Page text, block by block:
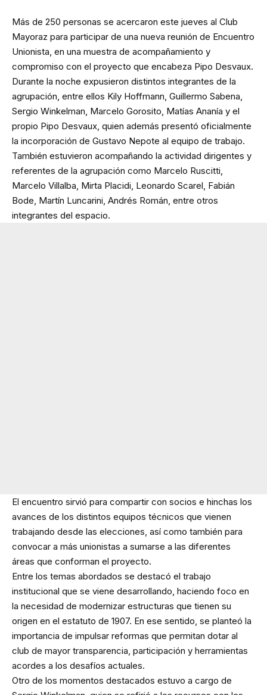
Más de 250 personas se acercaron este jueves al Club
Mayoraz para participar de una nueva reunión de Encuentro
Unionista, en una muestra de acompañamiento y
compromiso con el proyecto que encabeza Pipo Desvaux.
Durante la noche expusieron distintos integrantes de la
agrupación, entre ellos Kily Hoffmann, Guillermo Sabena,
Sergio Winkelman, Marcelo Gorosito, Matías Ananía y el
propio Pipo Desvaux, quien además presentó oficialmente
la incorporación de Gustavo Nepote al equipo de trabajo.
También estuvieron acompañando la actividad dirigentes y
referentes de la agrupación como Marcelo Ruscitti,
Marcelo Villalba, Mirta Placidi, Leonardo Scarel, Fabián
Bode, Martín Luncarini, Andrés Román, entre otros
integrantes del espacio.
El encuentro sirvió para compartir con socios e hinchas los
avances de los distintos equipos técnicos que vienen
trabajando desde las elecciones, así como también para
convocar a más unionistas a sumarse a las diferentes
áreas que conforman el proyecto.
Entre los temas abordados se destacó el trabajo
institucional que se viene desarrollando, haciendo foco en
la necesidad de modernizar estructuras que tienen su
origen en el estatuto de 1907. En ese sentido, se planteó la
importancia de impulsar reformas que permitan dotar al
club de mayor transparencia, participación y herramientas
acordes a los desafíos actuales.
Otro de los momentos destacados estuvo a cargo de